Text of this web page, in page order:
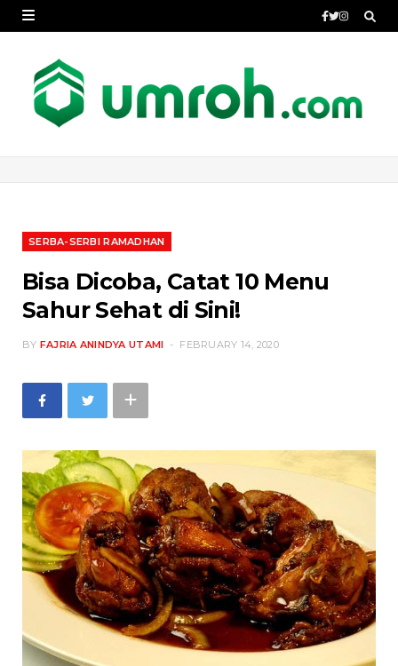
SERBA-SERBI RAMADHAN
Bisa Dicoba, Catat 10 Menu
Sahur Sehat di Sini!
BY FAJRIA ANINDYA UTAMI FEBRUARY 14, 2020